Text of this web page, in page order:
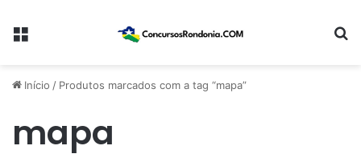
Menu
Início / Produtos marcados com a tag “mapa”
mapa